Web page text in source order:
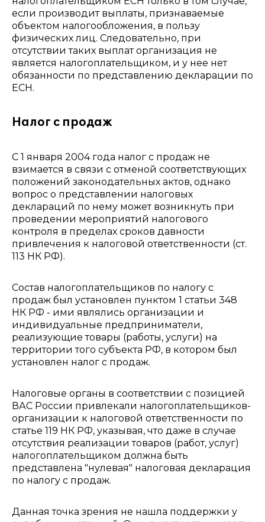
если производит выплаты, признаваемые
объектом налогообложения, в пользу
физических лиц. Следовательно, при
отсутствии таких выплат организация не
является налогоплательщиком, и у нее нет
обязанности по представлению декларации по
ЕСН.
Налог с продаж
С 1 января 2004 года налог с продаж не
взимается в связи с отменой соответствующих
положений законодательных актов, однако
вопрос о представлении налоговых
деклараций по нему может возникнуть при
проведении мероприятий налогового
контроля в пределах сроков давности
привлечения к налоговой ответственности (ст.
113 НК РФ).
Состав налогоплательщиков по налогу с
продаж был установлен пунктом 1 статьи 348
НК РФ - ими являлись организации и
индивидуальные предприниматели,
реализующие товары (работы, услуги) на
территории того субъекта РФ, в котором был
установлен налог с продаж.
Налоговые органы в соответствии с позицией
ВАС России привлекали налогоплательщиков-
организации к налоговой ответственности по
статье 119 НК РФ, указывая, что даже в случае
отсутствия реализации товаров (работ, услуг)
налогоплательщиком должна быть
представлена "нулевая" налоговая декларация
по налогу с продаж.
Данная точка зрения не нашла поддержки у